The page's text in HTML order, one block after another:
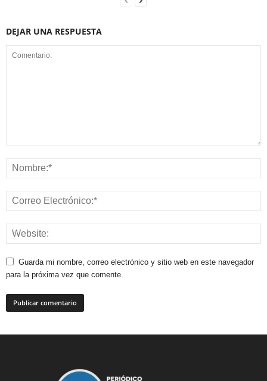
DEJAR UNA RESPUESTA
Guarda mi nombre, correo electrónico y sitio web en este navegador
para la próxima vez que comente.